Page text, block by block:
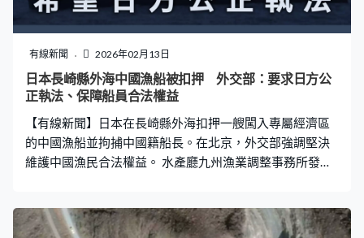
有線新聞 2026年02月13日
日本長崎縣外海中國漁船被扣押 外交部：要求日方公
正執法、保障船員合法權益
【有線新聞】日本在長崎縣外海扣押一艘闖入專屬經濟區
的中國漁船並拘捕中國籍船長。在北京，外交部強調堅決
維護中國漁民合法權益。 水產廳九州漁業調整事務所發放
船停駛接受檢查，但船隻拒絕並試圖離開，最終以涉嫌違